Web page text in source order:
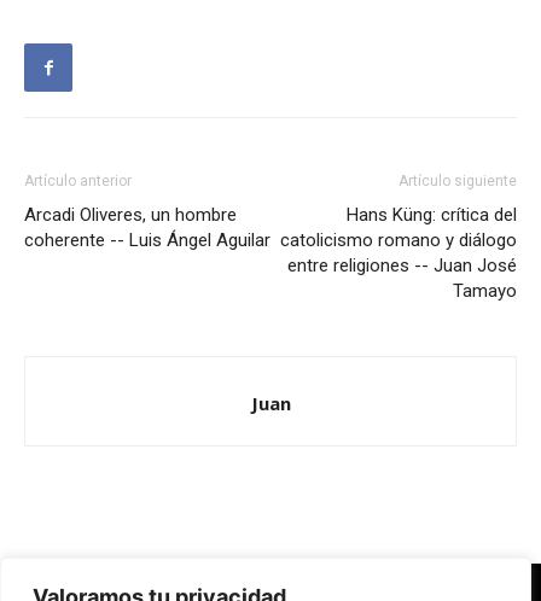
Artículo anterior
Arcadi Oliveres, un hombre
coherente -- Luis Ángel Aguilar
Artículo siguiente
Hans Küng: crítica del
catolicismo romano y diálogo
entre religiones -- Juan José
Tamayo
Juan